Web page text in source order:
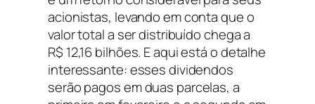
acionistas, levando em conta que o
valor total a ser distribuído chega a
R$ 12,16 bilhões. E aqui está o detalhe
interessante: esses dividendos
serão pagos em duas parcelas, a